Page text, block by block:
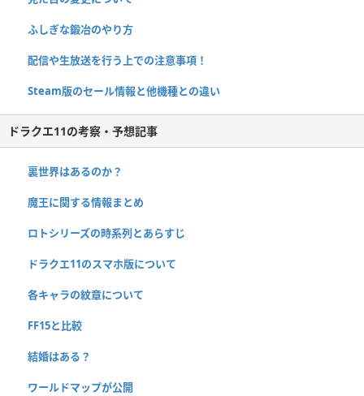
ふしぎな鍛冶のやり方
配信や生放送を行う上での注意事項！
Steam版のセール情報と他機種との違い
ドラクエ11の考察・予想記事
裏世界はあるのか？
魔王に関する情報まとめ
ロトシリーズの時系列とあらすじ
ドラクエ11のスマホ版について
各キャラの紋章について
FF15と比較
結婚はある？
ワールドマップが公開